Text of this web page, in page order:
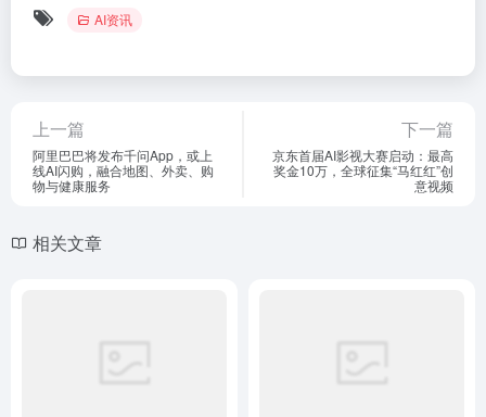
AI资讯
上一篇
阿里巴巴将发布千问App，或上
线AI闪购，融合地图、外卖、购
物与健康服务
下一篇
京东首届AI影视大赛启动：最高
奖金10万，全球征集“马红红”创
意视频
相关文章